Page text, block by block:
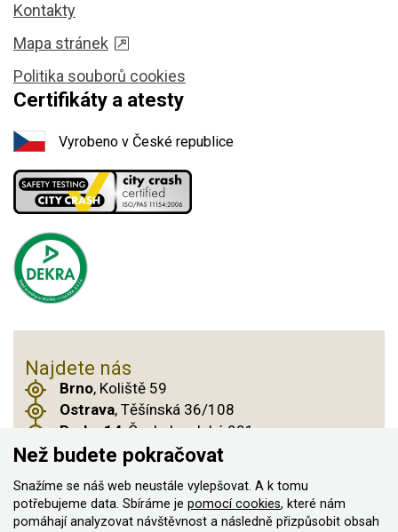
Kontakty
Mapa stránek
Politika souborů cookies
Certifikáty a atesty
Vyrobeno v České republice
Najdete nás
Brno, Koliště 59
Ostrava, Těšínská 36/108
Praha 14, Českobrodská 901
© 2011–2026 ASN Hakr Brno. Všechna práva
vyhrazena
Než budete pokračovat
Snažíme se náš web neustále vylepšovat. A k tomu
potřebujeme data. Sbíráme je pomocí cookies, které nám
pomáhají analyzovat návštěvnost a následně přizpůsobit obsah